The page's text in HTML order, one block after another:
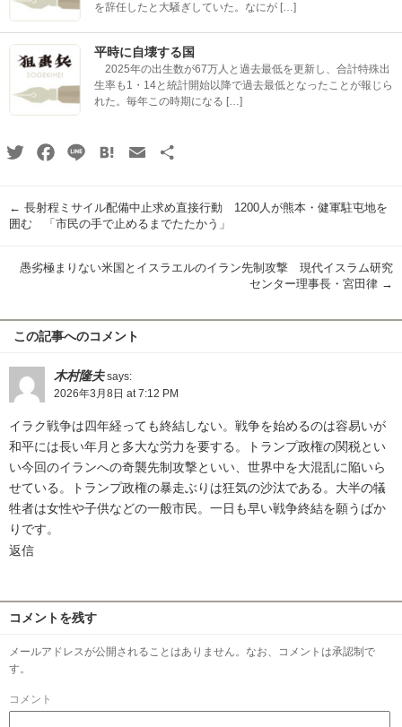
を辞任したと大騒ぎしていた。なにが […]
平時に自壊する国
2025年の出生数が67万人と過去最低を更新し、合計特殊出
生率も1・14と統計開始以降で過去最低となったことが報じら
れた。毎年この時期になる […]
TwitterFacebook
Line HatenaEmail
← 長射程ミサイル配備中止求め直接行動 1200人が熊本・健軍駐屯地を
囲む 「市民の手で止めるまでたたかう」
愚劣極まりない米国とイスラエルのイラン先制攻撃 現代イスラム研究
センター理事長・宮田律 →
この記事へのコメント
木村隆夫 says:
2026年3月8日 at 7:12 PM
イラク戦争は四年経っても終結しない。戦争を始めるのは容易いが
和平には長い年月と多大な労力を要する。トランプ政権の関税とい
い今回のイランへの奇襲先制攻撃といい、世界中を大混乱に陥いら
せている。トランプ政権の暴走ぶりは狂気の沙汰である。大半の犠
牲者は女性や子供などの一般市民。一日も早い戦争終結を願うばか
りです。
返信
コメントを残す
メールアドレスが公開されることはありません。なお、コメントは承認制で
す。
コメント